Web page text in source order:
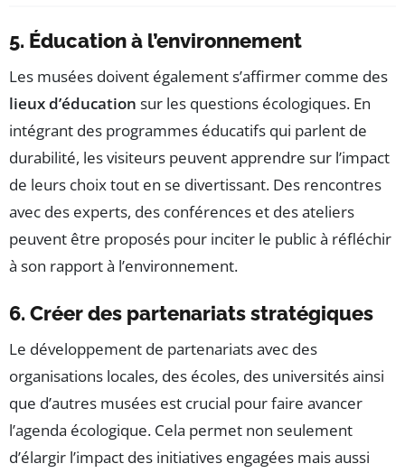
5. Éducation à l’environnement
Les musées doivent également s’affirmer comme des
lieux d’éducation sur les questions écologiques. En
intégrant des programmes éducatifs qui parlent de
durabilité, les visiteurs peuvent apprendre sur l’impact
de leurs choix tout en se divertissant. Des rencontres
avec des experts, des conférences et des ateliers
peuvent être proposés pour inciter le public à réfléchir
à son rapport à l’environnement.
6. Créer des partenariats stratégiques
Le développement de partenariats avec des
organisations locales, des écoles, des universités ainsi
que d’autres musées est crucial pour faire avancer
l’agenda écologique. Cela permet non seulement
d’élargir l’impact des initiatives engagées mais aussi